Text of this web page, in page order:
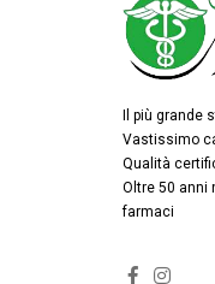
Il più grande
Vastissimo
Qualità
Oltre 50 anni
farmaci